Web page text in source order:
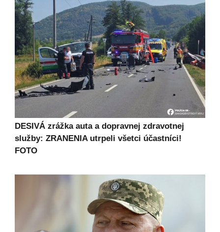
DESIVÁ zrážka auta a dopravnej zdravotnej
služby: ZRANENIA utrpeli všetci účastníci!
FOTO